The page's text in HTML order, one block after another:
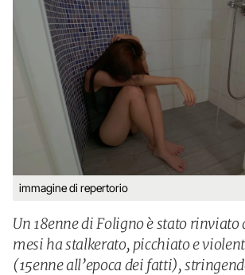
immagine di repertorio
Un 18enne di Foligno è stato
mesi ha stalkerato, picchiato e
(15enne all’epoca dei fatti),